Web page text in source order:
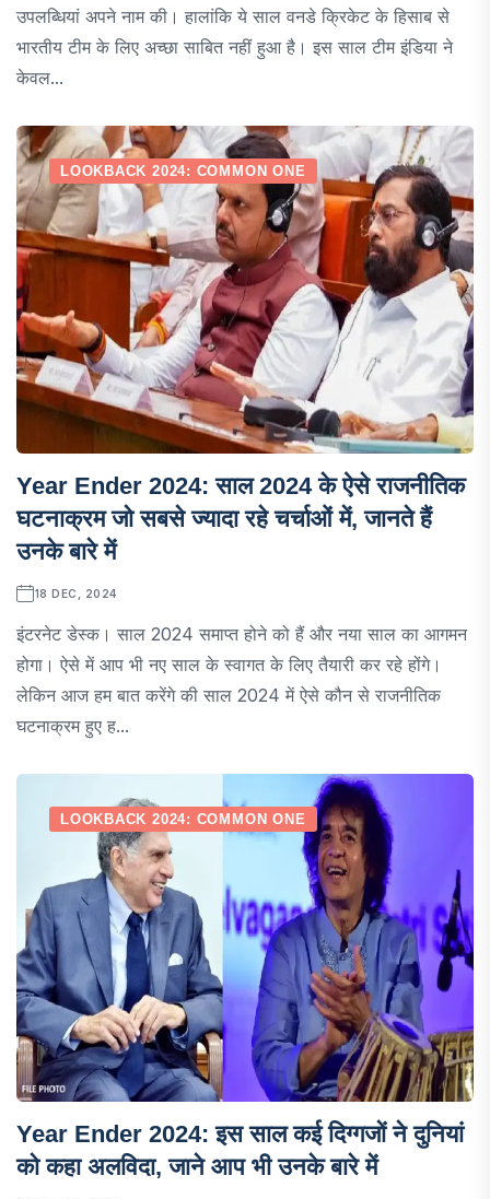
उपलब्धियां अपने नाम की। हालांकि ये साल वनडे क्रिकेट के हिसाब से
भारतीय टीम के लिए अच्छा साबित नहीं हुआ है। इस साल टीम इंडिया ने
केवल...
LOOKBACK 2024: COMMON ONE
Year Ender 2024: साल 2024 के ऐसे राजनीतिक
घटनाक्रम जो सबसे ज्यादा रहे चर्चाओं में, जानते हैं
उनके बारे में
18 DEC, 2024
इंटरनेट डेस्क। साल 2024 समाप्त होने को हैं और नया साल का आगमन
होगा। ऐसे में आप भी नए साल के स्वागत के लिए तैयारी कर रहे होंगे।
लेकिन आज हम बात करेंगे की साल 2024 में ऐसे कौन से राजनीतिक
घटनाक्रम हुए ह...
LOOKBACK 2024: COMMON ONE
Year Ender 2024: इस साल कई दिग्गजों ने दुनियां
को कहा अलविदा, जाने आप भी उनके बारे में